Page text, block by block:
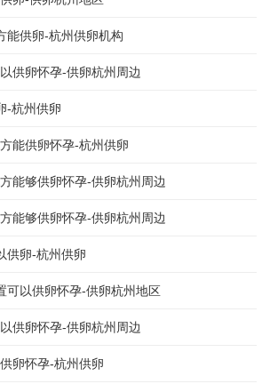
能供卵-杭州供卵机构
供卵怀孕-供卵杭州周边
-杭州供卵
能供卵怀孕-杭州供卵
能够供卵怀孕-供卵杭州周边
能够供卵怀孕-供卵杭州周边
供卵-杭州供卵
可以供卵怀孕-供卵杭州地区
供卵怀孕-供卵杭州周边
卵怀孕-杭州供卵